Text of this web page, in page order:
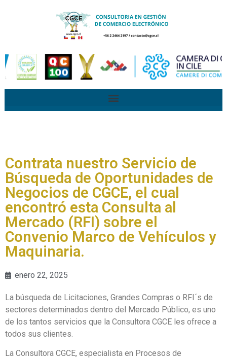
Contrata nuestro Servicio de
Búsqueda de Oportunidades de
Negocios de CGCE, el cual
encontró esta Consulta al
Mercado (RFI) sobre el
Convenio Marco de Vehículos y
Maquinaria.
enero 22, 2025
La búsqueda de Licitaciones, Grandes Compras o RFI´s de
sectores determinados dentro del Mercado Público, es uno
de los tantos servicios que la Consultora CGCE les ofrece a
todos sus clientes.
La Consultora CGCE, especialista en Procesos de